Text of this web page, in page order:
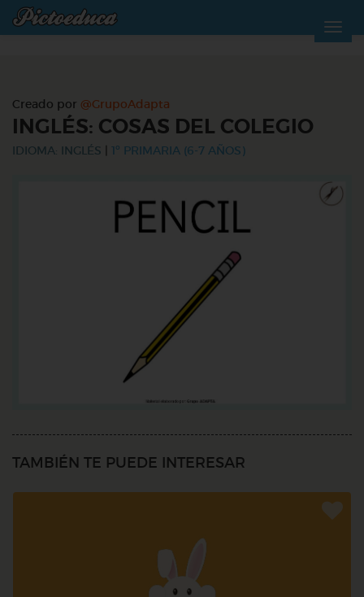
Creado por @GrupoAdapta
INGLÉS: COSAS DEL COLEGIO
IDIOMA: INGLÉS 1º PRIMARIA (6-7 AÑOS)
TAMBIÉN TE PUEDE INTERESAR